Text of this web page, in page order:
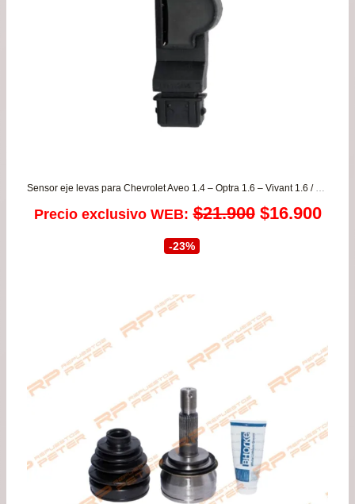
Precio exclusivo WEB: $21.900 El
era:
$16.900El
-23%